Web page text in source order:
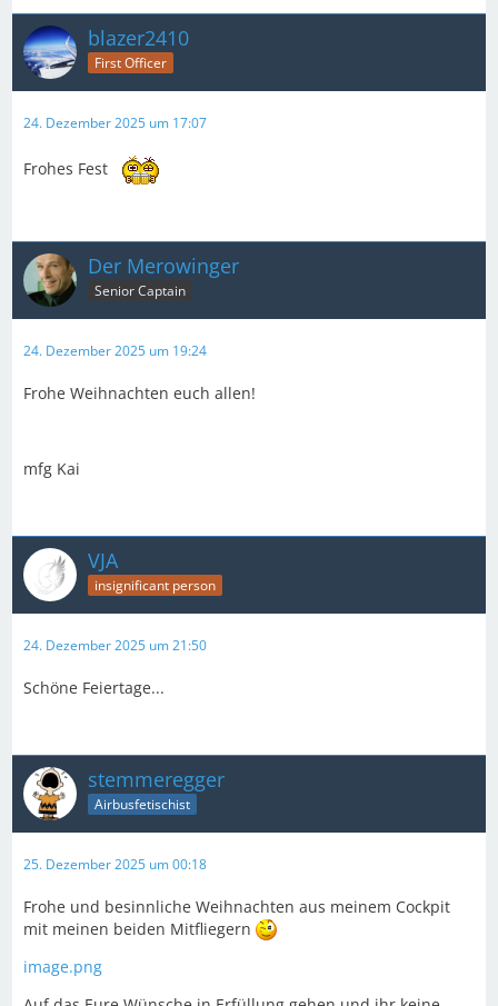
blazer2410
First Officer
24. Dezember 2025 um 17:07
Frohes Fest
Der Merowinger
Senior Captain
24. Dezember 2025 um 19:24
Frohe Weihnachten euch allen!
mfg Kai
VJA
insignificant person
24. Dezember 2025 um 21:50
Schöne Feiertage...
stemmeregger
Airbusfetischist
25. Dezember 2025 um 00:18
Frohe und besinnliche Weihnachten aus meinem Cockpit
mit meinen beiden Mitfliegern
image.png